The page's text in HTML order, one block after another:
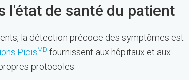
l'état de santé du patient
la détection précoce des symptômes est
PicisMD fournissent aux hôpitaux et aux
protocoles.